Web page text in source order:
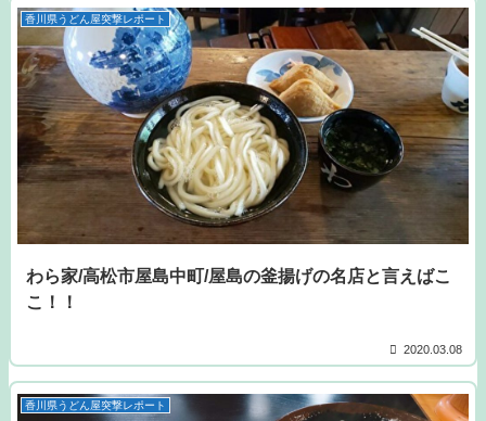
香川県うどん屋突撃レポート
わら家/高松市屋島中町/屋島の釜揚げの名店と言えばこ
こ！！
2020.03.08
香川県うどん屋突撃レポート